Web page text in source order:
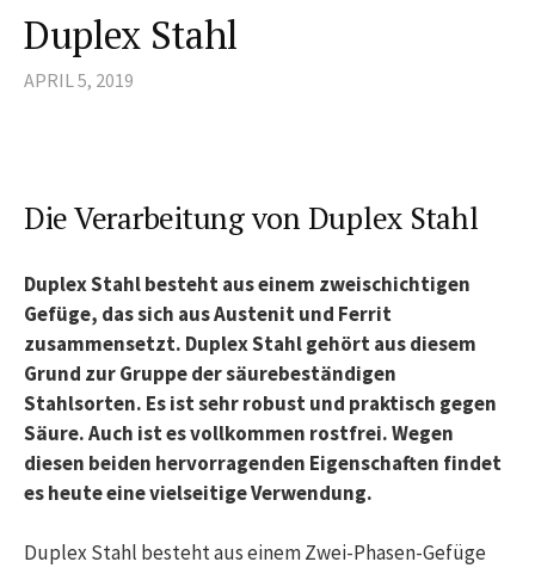
Duplex Stahl
APRIL 5, 2019
Die Verarbeitung von Duplex Stahl
Duplex Stahl besteht aus einem zweischichtigen
Gefüge, das sich aus Austenit und Ferrit
zusammensetzt. Duplex Stahl gehört aus diesem
Grund zur Gruppe der säurebeständigen
Stahlsorten. Es ist sehr robust und praktisch gegen
Säure. Auch ist es vollkommen rostfrei. Wegen
diesen beiden hervorragenden Eigenschaften findet
es heute eine vielseitige Verwendung.
Duplex Stahl besteht aus einem Zwei-Phasen-Gefüge